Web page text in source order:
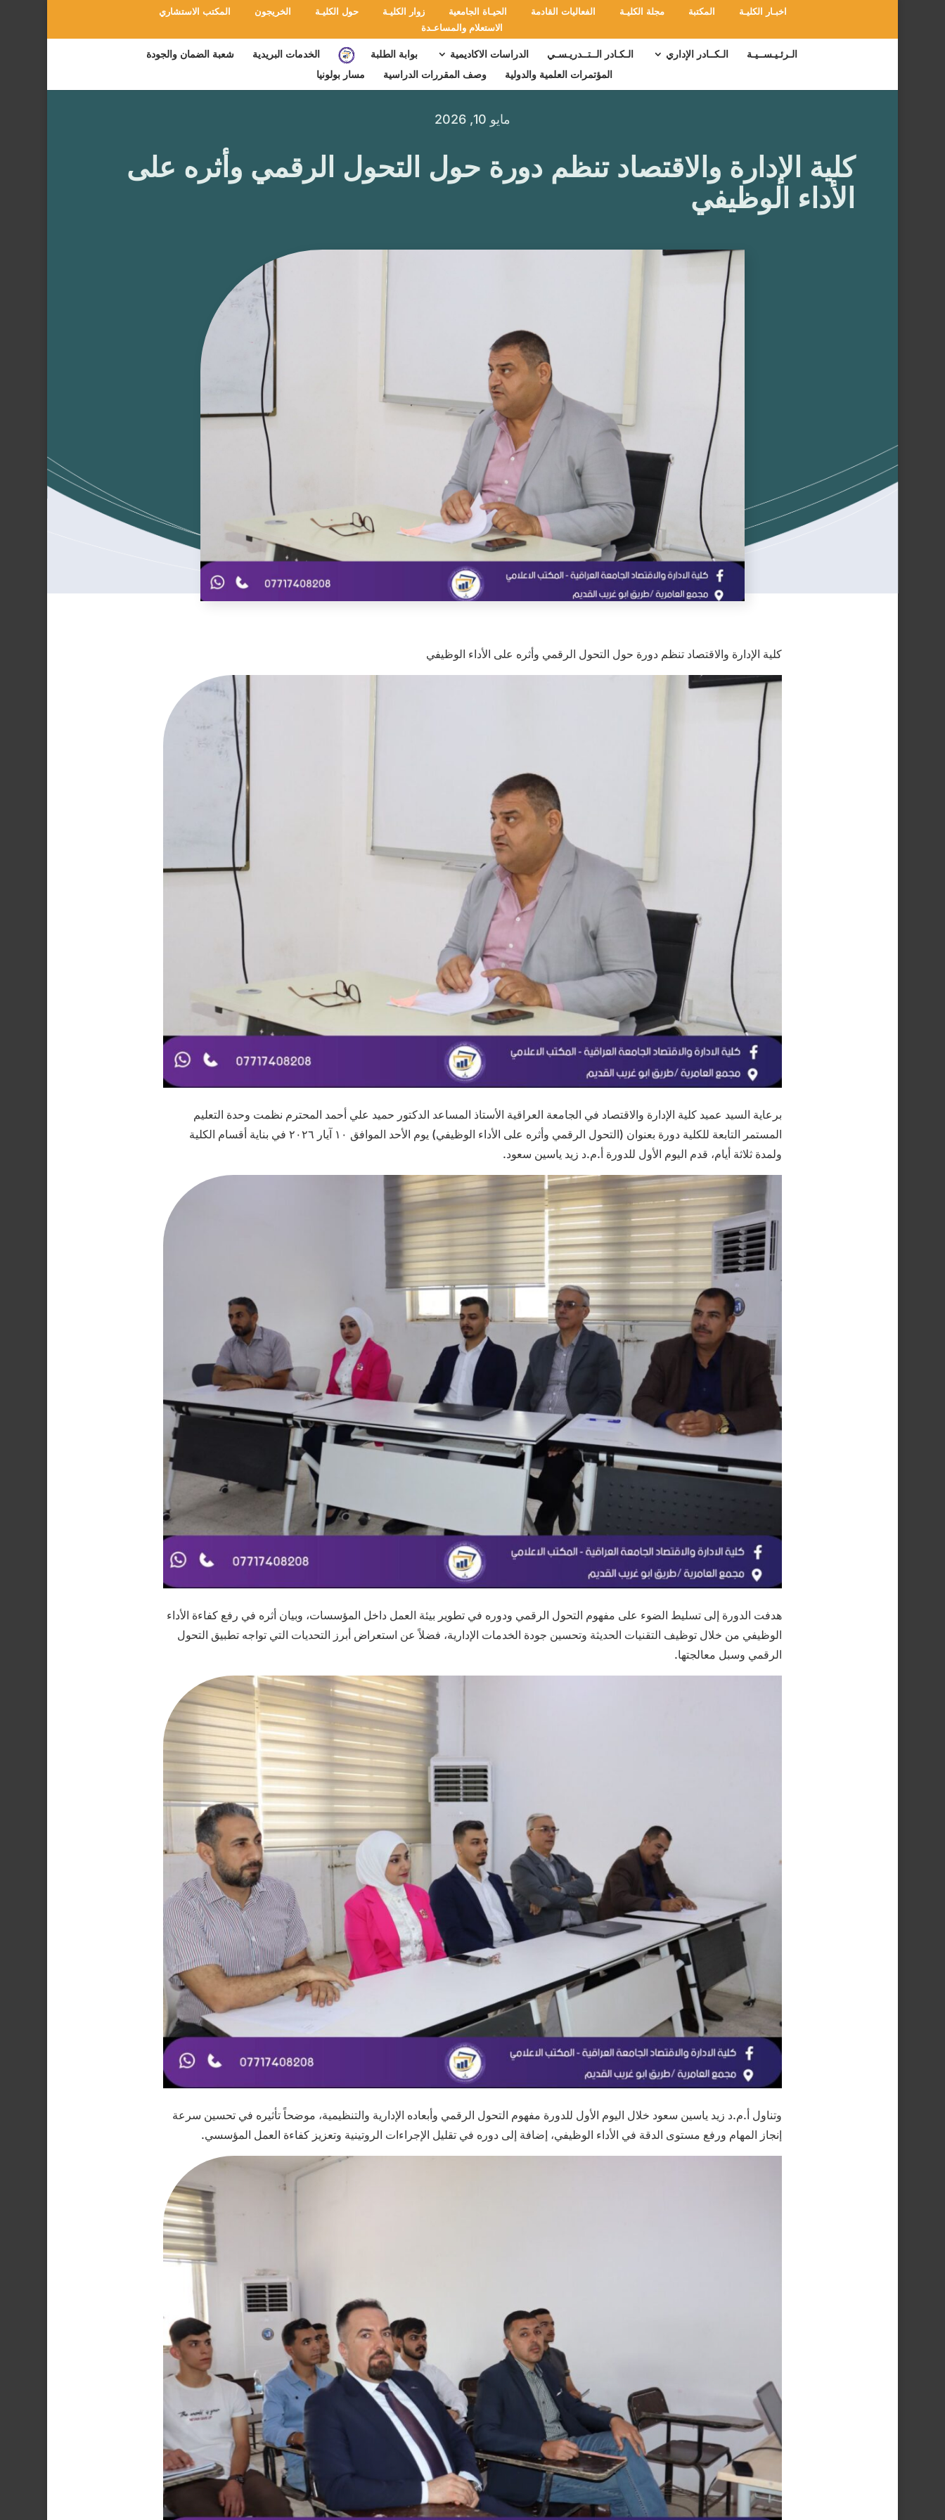
اخبـار الكليـة المكتبة مجلة الكليـة الفعاليات القادمة الحيـاة الجامعية زوار الكليـة حول الكليـة الخريجون
المكتب الاستشاري
الاستعلام والمساعـدة
الـرئـيـســيـة الـكــادر الإداري الـكـادر الــتــدريـسـي الدراسات الاكاديمية بوابة الطلبة الخدمات البريدية
شعبة الضمان والجودة
المؤتمرات العلمية والدولية
وصف المقررات الدراسية مسار بولونيا
مايو 10, 2026
كلية الإدارة والاقتصاد تنظم دورة حول التحول الرقمي وأثره على
الأداء الوظيفي
كلية الإدارة والاقتصاد تنظم دورة حول التحول الرقمي وأثره على الأداء الوظيفي
برعاية السيد عميد كلية الإدارة والاقتصاد في الجامعة العراقية الأستاذ المساعد الدكتور حميد علي أحمد المحترم نظمت وحدة التعليم
المستمر التابعة للكلية دورة بعنوان (التحول الرقمي وأثره على الأداء الوظيفي) يوم الأحد الموافق ١٠ آيار ٢٠٢٦ في بناية أقسام الكلية
ولمدة ثلاثة أيام، قدم اليوم الأول للدورة أ.م.د زيد ياسين سعود.
هدفت الدورة إلى تسليط الضوء على مفهوم التحول الرقمي ودوره في تطوير بيئة العمل داخل المؤسسات، وبيان أثره في رفع كفاءة الأداء
الوظيفي من خلال توظيف التقنيات الحديثة وتحسين جودة الخدمات الإدارية، فضلاً عن استعراض أبرز التحديات التي تواجه تطبيق التحول
الرقمي وسبل معالجتها.
وتناول أ.م.د زيد ياسين سعود خلال اليوم الأول للدورة مفهوم التحول الرقمي وأبعاده الإدارية والتنظيمية، موضحاً تأثيره في تحسين سرعة
إنجاز المهام ورفع مستوى الدقة في الأداء الوظيفي، إضافة إلى دوره في تقليل الإجراءات الروتينية وتعزيز كفاءة العمل المؤسسي.